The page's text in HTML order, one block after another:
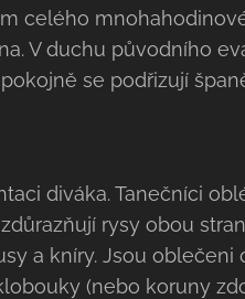
celého
V duchu původního
se podřizují
diváka. Tanečníci
rysy obou
a kníry. Jsou oblečeni
(nebo koruny